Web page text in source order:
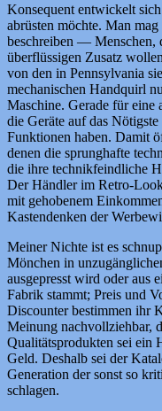
Konsequent entwickelt
abrüsten möchte. Man
beschreiben — Menschen,
überflüssigen Zusatz
von den in Pennsylvania
mechanischen Handquirl
Maschine. Gerade für eine
die Geräte auf das
Funktionen haben. Damit
denen die sprunghafte
die ihre technikfeindliche
Der Händler im Retro-
mit gehobenem
Kastendenken der
Meiner Nichte ist es
Mönchen in
ausgepresst wird oder aus
Fabrik stammt; Preis und
Discounter bestimmen ihr
Meinung nachvollziehbar,
Qualitätsprodukten sei ein
Geld. Deshalb sei der
Generation der sonst so
schlagen.